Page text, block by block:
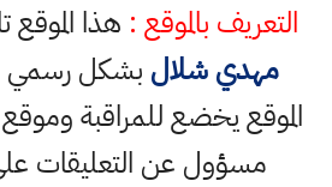
التعريف بالموقع : هذا الموقع
مهدي شلال بشكل رسمي
الموقع يخضع للمراقبة
مسؤول عن التعليقات